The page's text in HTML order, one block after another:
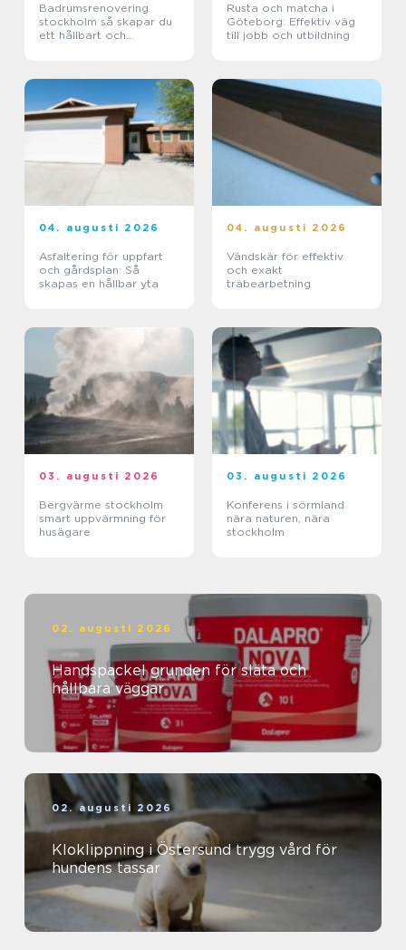
Badrumsrenovering
stockholm så skapar du
ett hållbart och
Rusta och matcha i
Göteborg: Effektiv väg
till jobb och utbildning
04. augusti 2026
Asfaltering för uppfart
och gårdsplan: Så
skapas en hållbar yta
04. augusti 2026
Vändskär för effektiv
och exakt
träbearbetning
03. augusti 2026
Bergvärme stockholm
smart uppvärmning för
husägare
03. augusti 2026
Konferens i sörmland
nära naturen, nära
stockholm
02. augusti 2026
Handspackel grunden för släta och
hållbara väggar
02. augusti 2026
Kloklippning i Östersund trygg vård för
hundens tassar